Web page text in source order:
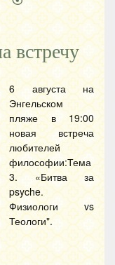
встречу
6 августа на
Энгельском
пляже в 19:00
новая встреча
любителей
философии:Тема
3. «Битва за
psyche.
Физиологи vs
Теологи".